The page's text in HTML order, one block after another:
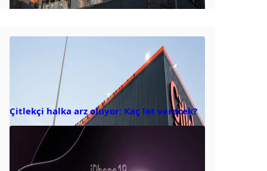
Çitlekçi halka arz oluyor: Kaç lot verecek?